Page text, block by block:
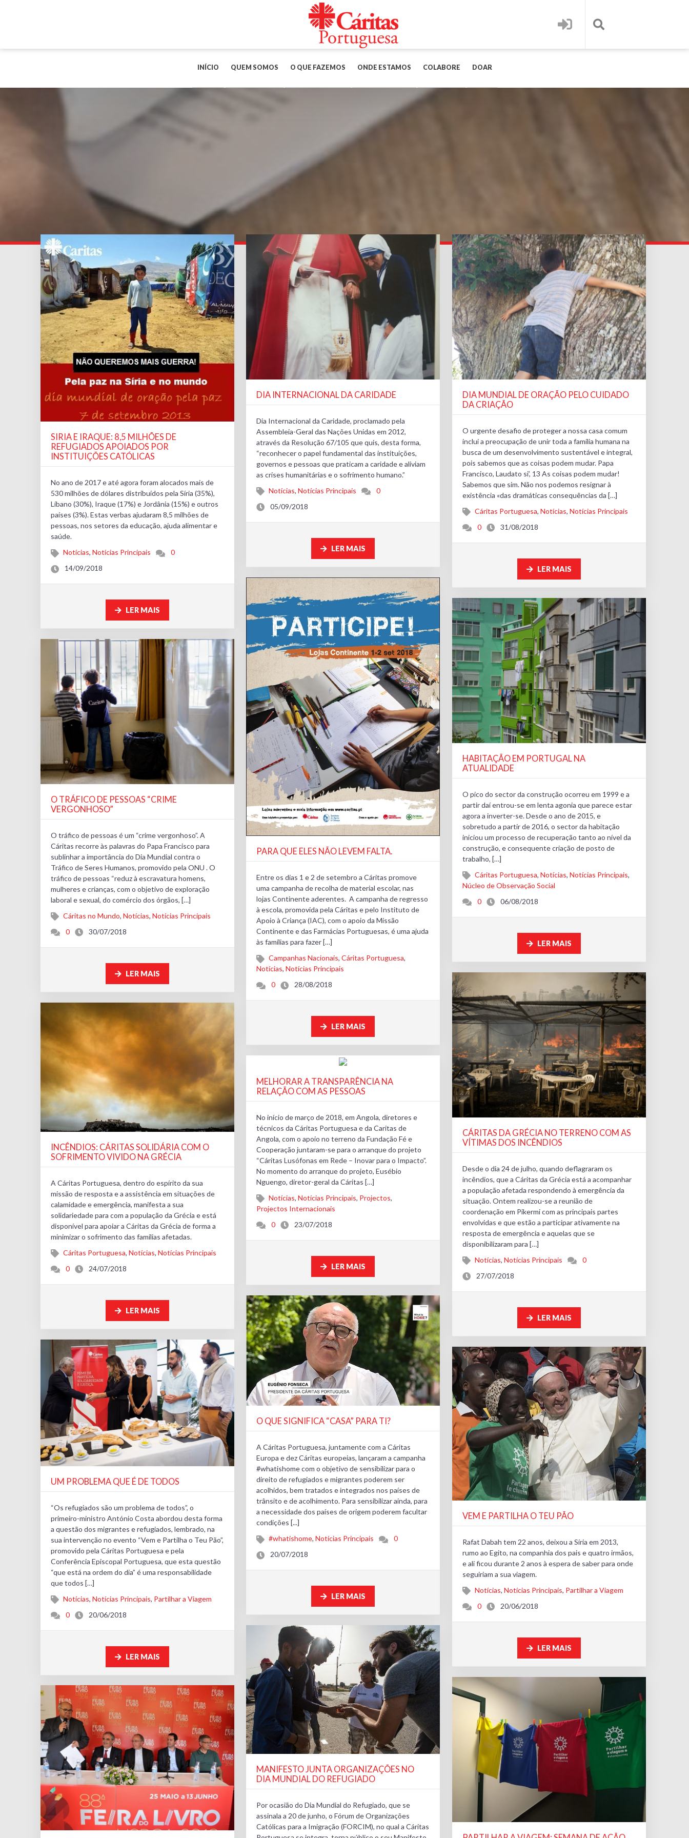
INÍCIO QUEM SOMOS O QUE FAZEMOS ONDE ESTAMOS COLABORE DOAR
SIRIA E IRAQUE: 8,5 MILHÕES DE
REFUGIADOS APOIADOS POR
INSTITUIÇÕES CATÓLICAS
No ano de 2017 e até agora foram alocados mais de
530 milhões de dólares distribuídos pela Síria (35%),
Líbano (30%), Iraque (17%) e Jordânia (15%) e outros
países (3%). Estas verbas ajudaram 8,5 milhões de
pessoas, nos setores da educação, ajuda alimentar e
saúde.
Notícias,Notícias Principais
0
14/09/2018
LER MAIS
DIA INTERNACIONAL DA CARIDADE
Dia Internacional da Caridade, proclamado pela
Assembleia-Geral das Nações Unidas em 2012,
através da Resolução 67/105 que quis, desta forma,
“reconhecer o papel fundamental das instituições,
governos e pessoas que praticam a caridade e aliviam
as crises humanitárias e o sofrimento humano.”
Notícias,Notícias Principais
0
05/09/2018
LER MAIS
DIA MUNDIAL DE ORAÇÃO PELO CUIDADO
DA CRIAÇÃO
O urgente desafio de proteger a nossa casa comum
inclui a preocupação de unir toda a família humana na
busca de um desenvolvimento sustentável e integral,
pois sabemos que as coisas podem mudar. Papa
Francisco, Laudato si’, 13 As coisas podem mudar!
Sabemos que sim. Não nos podemos resignar à
existência «das dramáticas consequências da […]
Cáritas Portuguesa,Notícias,Notícias Principais
0
31/08/2018
LER MAIS
PARA QUE ELES NÃO LEVEM FALTA.
Entre os dias 1 e 2 de setembro a Cáritas promove
uma campanha de recolha de material escolar, nas
lojas Continente aderentes. A campanha de regresso
à escola, promovida pela Cáritas e pelo Instituto de
Apoio à Criança (IAC), com o apoio da Missão
Continente e das Farmácias Portuguesas, é uma ajuda
às famílias para fazer […]
Campanhas Nacionais,Cáritas Portuguesa,
Notícias,Notícias Principais
0
28/08/2018
LER MAIS
HABITAÇÃO EM PORTUGAL NA
ATUALIDADE
O pico do sector da construção ocorreu em 1999 e a
partir daí entrou-se em lenta agonia que parece estar
agora a inverter-se. Desde o ano de 2015, e
sobretudo a partir de 2016, o sector da habitação
iniciou um processo de recuperação tanto ao nível da
construção, e consequente criação de posto de
trabalho, […]
Cáritas Portuguesa,Notícias,Notícias Principais,
Núcleo de Observação Social
0
06/08/2018
LER MAIS
O TRÁFICO DE PESSOAS “CRIME
VERGONHOSO”
O tráfico de pessoas é um “crime vergonhoso”. A
Cáritas recorre às palavras do Papa Francisco para
sublinhar a importância do Dia Mundial contra o
Tráfico de Seres Humanos, promovido pela ONU . O
tráfico de pessoas “reduz à escravatura homens,
mulheres e crianças, com o objetivo de exploração
laboral e sexual, do comércio dos órgãos, […]
Cáritas no Mundo,Notícias,Notícias Principais
0
30/07/2018
LER MAIS
CÁRITAS DA GRÉCIA NO TERRENO COM AS
VÍTIMAS DOS INCÊNDIOS
Desde o dia 24 de julho, quando deflagraram os
incêndios, que a Cáritas da Grécia está a acompanhar
a população afetada respondendo à emergência da
situação. Ontem realizou-se a reunião de
coordenação em Pikermi com as principais partes
envolvidas e que estão a participar ativamente na
resposta de emergência e aquelas que se
disponibilizaram para […]
Notícias,Notícias Principais
0
27/07/2018
LER MAIS
INCÊNDIOS: CÁRITAS SOLIDÁRIA COM O
SOFRIMENTO VIVIDO NA GRÉCIA
A Cáritas Portuguesa, dentro do espírito da sua
missão de resposta e a assistência em situações de
calamidade e emergência, manifesta a sua
solidariedade para com a população da Grécia e está
disponível para apoiar a Cáritas da Grécia de forma a
minimizar o sofrimento das famílias afetadas.
Cáritas Portuguesa,Notícias,Notícias Principais
0
24/07/2018
LER MAIS
MELHORAR A TRANSPARÊNCIA NA
RELAÇÃO COM AS PESSOAS
No início de março de 2018, em Angola, diretores e
técnicos da Cáritas Portuguesa e da Caritas de
Angola, com o apoio no terreno da Fundação Fé e
Cooperação juntaram-se para o arranque do projeto
“Cáritas Lusófonas em Rede – Inovar para o Impacto”.
No momento do arranque do projeto, Eusébio
Nguengo, diretor-geral da Cáritas […]
Notícias,Notícias Principais, Projectos,
Projectos Internacionais
0
23/07/2018
LER MAIS
O QUE SIGNIFICA “CASA” PARA TI?
A Cáritas Portuguesa, juntamente com a Cáritas
Europa e dez Cáritas europeias, lançaram a campanha
#whatishome com o objetivo de sensibilizar para o
direito de refugiados e migrantes poderem ser
acolhidos, bem tratados e integrados nos países de
trânsito e de acolhimento. Para sensibilizar ainda, para
a necessidade dos países de origem poderem facultar
condições [...]
#whatishome,Notícias Principais
0
20/07/2018
LER MAIS
UM PROBLEMA QUE É DE TODOS
“Os refugiados são um problema de todos”, o
primeiro-ministro António Costa abordou desta forma
a questão dos migrantes e refugiados, lembrado, na
sua intervenção no evento “Vem e Partilha o Teu Pão”,
promovido pela Cáritas Portuguesa e pela
Conferência Episcopal Portuguesa, que esta questão
“que está na ordem do dia” é uma responsabilidade
que todos […]
Notícias,Notícias Principais, Partilhar a Viagem
0
20/06/2018
LER MAIS
VEM E PARTILHA O TEU PÃO
Rafat Dabah tem 22 anos, deixou a Síria em 2013,
rumo ao Egito, na companhia dos pais e quatro irmãos,
e ali ficou durante 2 anos à espera de saber para onde
seguiriam a sua viagem.
Notícias,Notícias Principais, Partilhar a Viagem
0
20/06/2018
LER MAIS
MANIFESTO JUNTA ORGANIZAÇÕES NO
DIA MUNDIAL DO REFUGIADO
Por ocasião do Dia Mundial do Refugiado, que se
assinala a 20 de junho, o Fórum de Organizações
Católicas para a Imigração (FORCIM), no qual a Cáritas